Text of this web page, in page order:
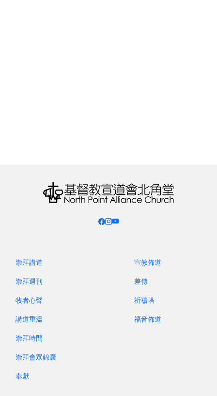
在所屬的團契／小組／詩班內自發組成三人小
組，成員最好是同性別。
是三位丈夫、三位妻子分別組成二組，間中聯合
四．如何實踐
定時：
可每週聚會，或按大家許可的時間，鼓勵
週六祈禱會。若難以安排相聚，也可考慮三人電
話或視像聯禱。
室、家中均可。
定量：
崇拜講道
崇拜週刊
牧者心聲
講道重溫
崇拜時間
崇拜會眾錦囊
奉獻
宣教佈道
差傳
祈禱塔
福音佈道